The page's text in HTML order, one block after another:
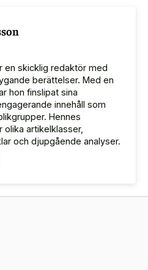
en skicklig redaktör med
berättelser. Med en
hon finslipat sina
innehåll som
Hennes
artikelklasser,
och djupgående analyser.